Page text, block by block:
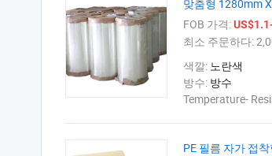
맞춤형 1280mm
FOB 가격:
최소 주문하다:
색깔: 노란색
방수: 방수
Temperature-
PE 필름 자가 접